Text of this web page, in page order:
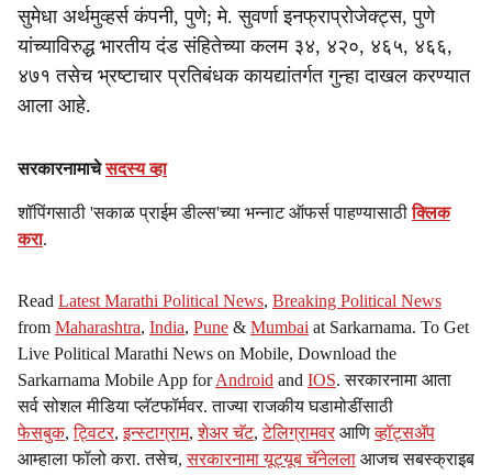
सुमेधा अर्थमुव्हर्स कंपनी, पुणे; मे. सुवर्णा इनफ्राप्रोजेक्ट्स, पुणे
यांच्याविरुद्ध भारतीय दंड संहितेच्या कलम ३४, ४२०, ४६५, ४६६,
४७१ तसेच भ्रष्टाचार प्रतिबंधक कायद्यांतर्गत गुन्हा दाखल करण्यात
आला आहे.
सरकारनामाचेसदस्य व्हा
शॉपिंगसाठी 'सकाळ प्राईम डील्स'च्या भन्नाट ऑफर्स पाहण्यासाठीक्लिक
करा.
Read Latest Marathi Political News, Breaking Political News
from Maharashtra, India, Pune & Mumbai at Sarkarnama. To Get
Live Political Marathi News on Mobile, Download the
Sarkarnama Mobile App forAndroid and IOS. सरकारनामा आता
सर्व सोशल मीडिया प्लॅटफॉर्मवर. ताज्या राजकीय घडामोडींसाठी
फेसबुक,ट्विटर,इन्स्टाग्राम,शेअर चॅट,टेलिग्रामवर आणिव्हॉट्सॲप
आम्हाला फॉलो करा. तसेच,सरकारनामा यूट्यूब चॅनेलला आजच सबस्क्राइब